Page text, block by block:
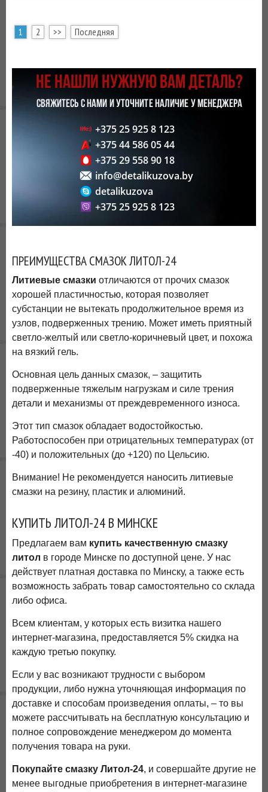
1 2 >> Последняя
НЕ НАШЛИ НУЖНУЮ ВАМ ДЕТАЛЬ?
СВЯЖИТЕСЬ С НАМИ И УТОЧНИТЕ НАЛИЧИЕ У МЕНЕДЖЕРА
+375 25 925 8 123
+375 44 586 05 44
+375 29 558 90 18
info@detalikuzova.by
detalikuzova
+375 25 925 8 123
ПРЕИМУЩЕСТВА СМАЗОК ЛИТОЛ-24
Литиевые смазки отличаются от прочих смазок
хорошей пластичностью, которая позволяет
субстанции не вытекать продолжительное время из
узлов, подверженных трению. Может иметь приятный
светло-желтый или светло-коричневый цвет, и похожа
на вязкий гель.
Основная цель данных смазок, – защитить
подверженные тяжелым нагрузкам и силе трения
детали и механизмы от преждевременного износа.
Этот тип смазок обладает водостойкостью.
Работоспособен при отрицательных температурах (от
-40) и положительных (до +120) по Цельсию.
Внимание! Не рекомендуется наносить литиевые
смазки на резину, пластик и алюминий.
КУПИТЬ ЛИТОЛ-24 В МИНСКЕ
Предлагаем вам купить качественную смазку
литол в городе Минске по доступной цене. У нас
действует платная доставка по Минску, а также есть
возможность забрать товар самостоятельно со склада
либо офиса.
Всем клиентам, у которых есть визитка нашего
интернет-магазина, предоставляется 5% скидка на
каждую третью покупку.
Если у вас возникают трудности с выбором
продукции, либо нужна уточняющая информация по
доставке и способам произведения оплаты, – то вы
можете рассчитывать на бесплатную консультацию и
полное сопровождение менеджером до момента
получения товара на руки.
Покупайте смазку Литол-24, и совершайте другие не
менее выгодные приобретения в интернет-магазине